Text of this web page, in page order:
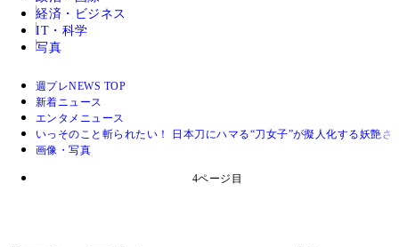
経済・ビジネス
IT・科学
写真
週プレNEWS TOP
新着ニュース
エンタメニュース
いっそのこと斬られたい！ 日本刀にハマる“刀女子”が擬人化する妖艶さ
画像・写真
4ページ目